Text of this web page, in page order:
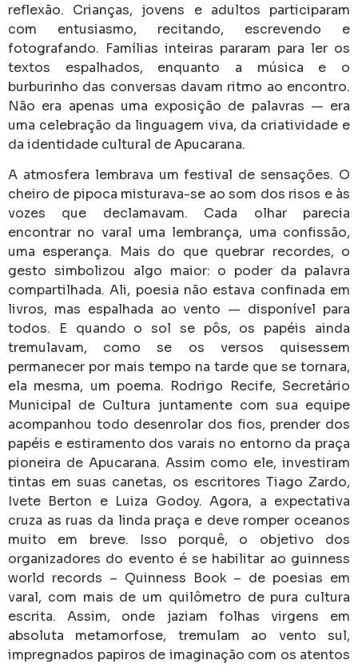
reflexão. Crianças, jovens e adultos participaram
com entusiasmo, recitando, escrevendo e
fotografando. Famílias inteiras pararam para ler os
textos espalhados, enquanto a música e o
burburinho das conversas davam ritmo ao encontro.
Não era apenas uma exposição de palavras — era
uma celebração da linguagem viva, da criatividade e
da identidade cultural de Apucarana.
A atmosfera lembrava um festival de sensações. O
cheiro de pipoca misturava-se ao som dos risos e às
vozes que declamavam. Cada olhar parecia
encontrar no varal uma lembrança, uma confissão,
uma esperança. Mais do que quebrar recordes, o
gesto simbolizou algo maior: o poder da palavra
compartilhada. Ali, poesia não estava confinada em
livros, mas espalhada ao vento — disponível para
todos. E quando o sol se pôs, os papéis ainda
tremulavam, como se os versos quisessem
permanecer por mais tempo na tarde que se tornara,
ela mesma, um poema. Rodrigo Recife, Secretário
Municipal de Cultura juntamente com sua equipe
acompanhou todo desenrolar dos fios, prender dos
papéis e estiramento dos varais no entorno da praça
pioneira de Apucarana. Assim como ele, investiram
tintas em suas canetas, os escritores Tiago Zardo,
Ivete Berton e Luiza Godoy. Agora, a expectativa
cruza as ruas da linda praça e deve romper oceanos
muito em breve. Isso porquê, o objetivo dos
organizadores do evento é se habilitar ao guinness
world records – Quinness Book – de poesias em
varal, com mais de um quilômetro de pura cultura
escrita. Assim, onde jaziam folhas virgens em
absoluta metamorfose, tremulam ao vento sul,
impregnados papiros de imaginação com os atentos